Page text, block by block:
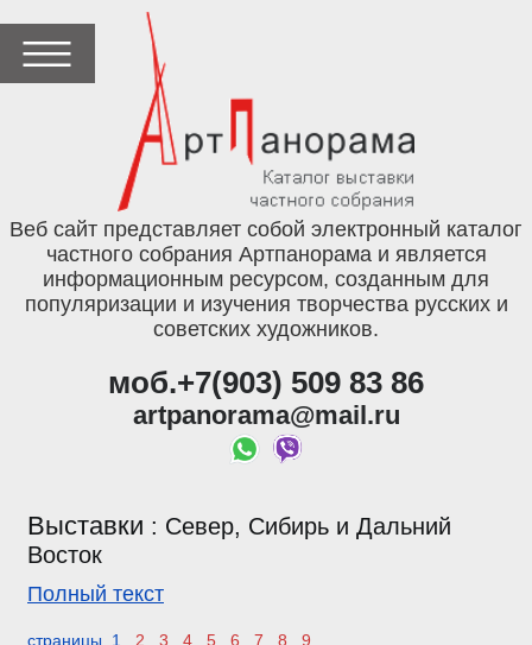
Веб сайт представляет собой электронный каталог
частного собрания Артпанорама и является
информационным ресурсом, созданным для
популяризации и изучения творчества русских и
советских художников.
моб.+7(903) 509 83 86
artpanorama@mail.ru
Выставки : Север, Сибирь и Дальний
Восток
Полный текст
страницы 1 2 3 4 5 6 7 8 9